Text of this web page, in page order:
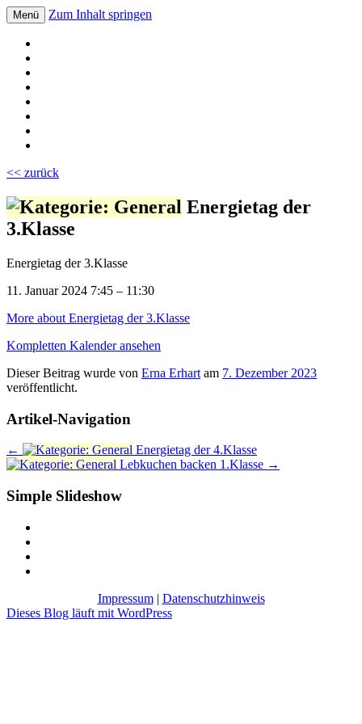
Volksschule Bad Blumau
Menü Zum Inhalt springen
<< zurück
Energietag der
3.Klasse
Energietag der 3.Klasse
11. Januar 2024 7:45 – 11:30
More about Energietag der 3.Klasse
Kompletten Kalender ansehen
Dieser Beitrag wurde von Erna Erhart am 7. Dezember 2023
veröffentlicht.
Artikel-Navigation
←
Energietag der 4.Klasse
Lebkuchen backen 1.Klasse →
Simple Slideshow
Impressum| Datenschutzhinweis
Dieses Blog läuft mit WordPress